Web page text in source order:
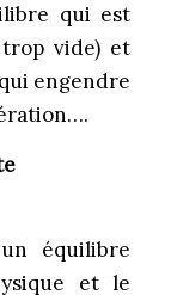
qui est
vide) et
engendre
équilibre
et le